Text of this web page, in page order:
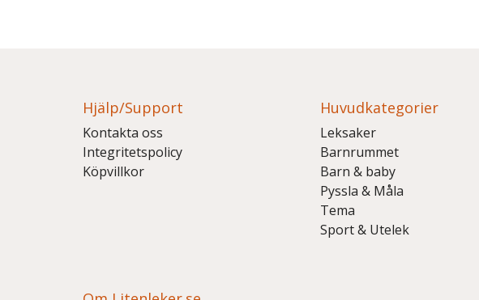
Hjälp/Support
Kontakta oss
Integritetspolicy
Köpvillkor
Huvudkategorier
Leksaker
Barnrummet
Barn & baby
Pyssla & Måla
Tema
Sport & Utelek